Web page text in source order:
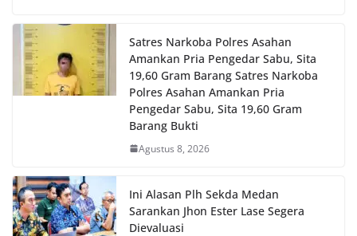
Satres Narkoba Polres Asahan
Amankan Pria Pengedar Sabu, Sita
19,60 Gram Barang Satres Narkoba
Polres Asahan Amankan Pria
Pengedar Sabu, Sita 19,60 Gram
Barang Bukti
Agustus 8, 2026
Ini Alasan Plh Sekda Medan
Sarankan Jhon Ester Lase Segera
Dievaluasi